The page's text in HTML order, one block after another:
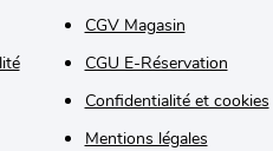
CGV Magasin
CGU E-Réservation
Confidentialité et cookies
Mentions légales